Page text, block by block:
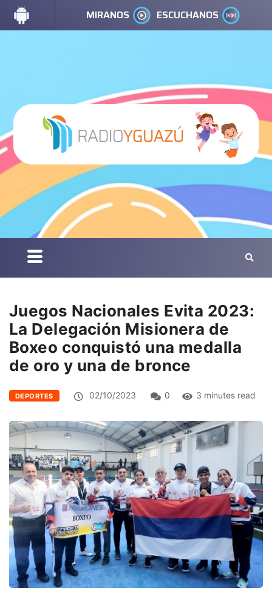
MIRANOS ESCUCHANOS
Juegos Nacionales Evita 2023:
La Delegación Misionera de
Boxeo conquistó una medalla
de oro y una de bronce
DEPORTES 02/10/2023 0 3 minutes read